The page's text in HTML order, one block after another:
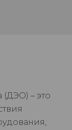
(ДЭО) – это